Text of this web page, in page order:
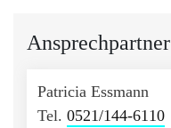
Ansprechpartner
Patricia Essmann
Tel. 0521/144-6110